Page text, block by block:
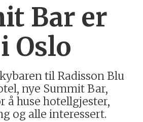
Bar er
Oslo
til Radisson Blu
nye Summit Bar,
å huse hotellgjester,
og alle interessert.